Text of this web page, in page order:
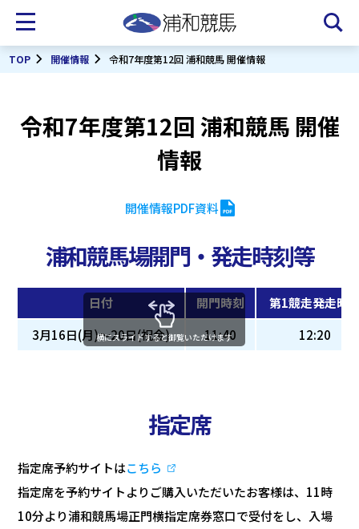
TOP 開催情報 令和7年度第12回 浦和競馬 開催情報
令和7年度第12回 浦和競馬 開催
情報
開催情報PDF資料
浦和競馬場開門・発走時刻等
日付 開門時刻
第1競走発走時
3月16日(月)～20日(祝金)
11:40 12:20
横にスライドすると御覧いただけます
指定席
指定席予約サイトはこちら
指定席を予約サイトよりご購入いただいたお客様は、11時
10分より浦和競馬場正門横指定席券窓口で受付をし、入場